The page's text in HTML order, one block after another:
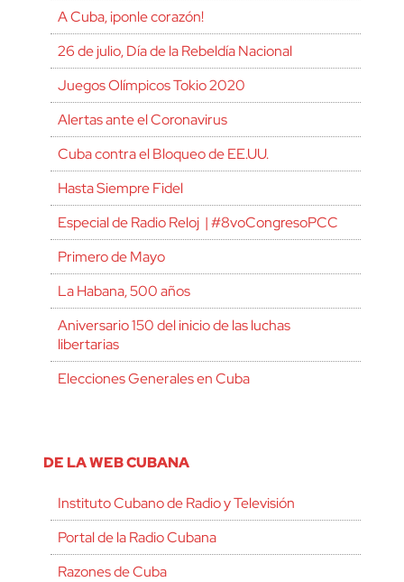
A Cuba, ¡ponle corazón!
26 de julio, Día de la Rebeldía Nacional
Juegos Olímpicos Tokio 2020
Alertas ante el Coronavirus
Cuba contra el Bloqueo de EE.UU.
Hasta Siempre Fidel
Especial de Radio Reloj | #8voCongresoPCC
Primero de Mayo
La Habana, 500 años
Aniversario 150 del inicio de las luchas
libertarias
Elecciones Generales en Cuba
DE LA WEB CUBANA
Instituto Cubano de Radio y Televisión
Portal de la Radio Cubana
Razones de Cuba